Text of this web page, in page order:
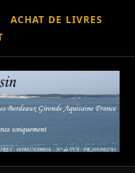
ACHAT DE LIVRES